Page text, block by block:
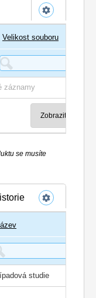
Velikost souboru
záznamy
se musíte
studie